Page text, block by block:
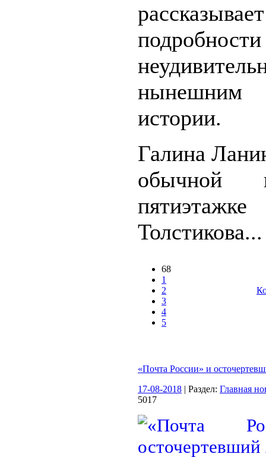
рассказывает
подробности
нынешним
истории.
Галина
обычной
Толстикова...
68
1
2
3
4
5
«Почта России» и
17-08-2018 | Раздел: Главная
5017